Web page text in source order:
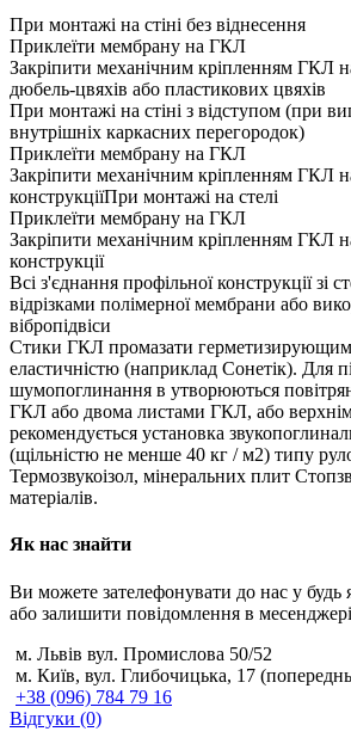
При монтажі на стіні без віднесення
Приклеїти мембрану на ГКЛ
Закріпити механічним кріпленням ГКЛ
дюбель-цвяхів або пластикових цвяхів
При монтажі на стіні з відступом (при
внутрішніх каркасних перегородок)
Приклеїти мембрану на ГКЛ
Закріпити механічним кріпленням ГКЛ
конструкціїПри монтажі на стелі
Приклеїти мембрану на ГКЛ
Закріпити механічним кріпленням ГКЛ
конструкції
Всі з'єднання профільної конструкції зі
відрізками полімерної мембрани або
вібропідвіси
Стики ГКЛ промазати герметизирующим
еластичністю (наприклад Сонетік). Для
шумопоглинання в утворюються
ГКЛ або двома листами ГКЛ, або
рекомендується установка
(щільністю не менше 40 кг / м2) типу
Термозвукоізол, мінеральних плит
матеріалів.
Як нас знайти
Ви можете зателефонувати до нас у будь
або залишити повідомлення в
м. Львів вул. Промислова 50/52
м. Київ, вул. Глибочицька, 17
+38 (096) 784 79 16
Відгуки (0)